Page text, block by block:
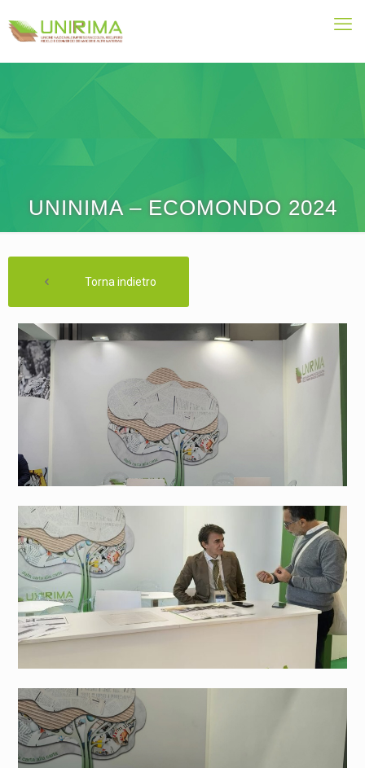
UNINIMA – ECOMONDO 2024
Torna indietro